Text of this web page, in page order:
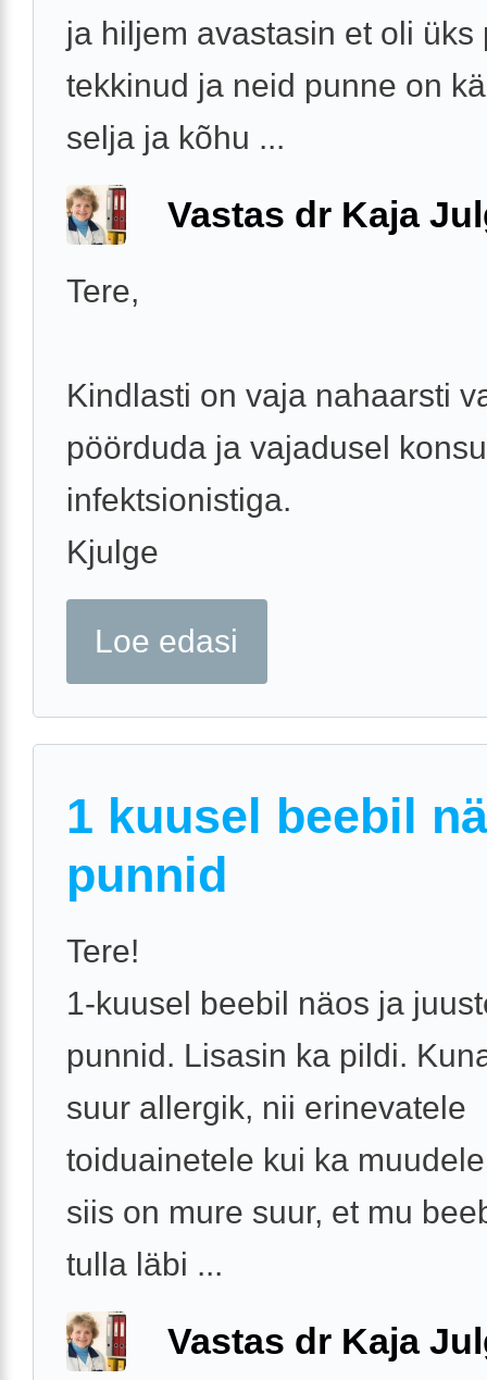
ja hiljem avastasin et oli üks
tekkinud ja neid punne on
selja ja kõhu ...
Vastas dr Kaja
Tere,
Kindlasti on vaja nahaarsti
pöörduda ja vajadusel
infektsionistiga.
Kjulge
Loe edasi
1 kuusel beebil
punnid
Tere!
1-kuusel beebil näos ja
punnid. Lisasin ka pildi.
suur allergik, nii erinevatele
toiduainetele kui ka
siis on mure suur, et mu
tulla läbi ...
Vastas dr Kaja